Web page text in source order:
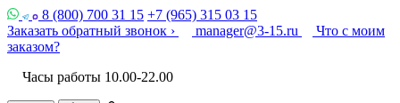
8 (800) 700 31 15 +7 (965) 315 03 15
Заказать обратный звонок ›
manager@3-15.ru
Что с моим
заказом?
Часы работы 10.00-22.00